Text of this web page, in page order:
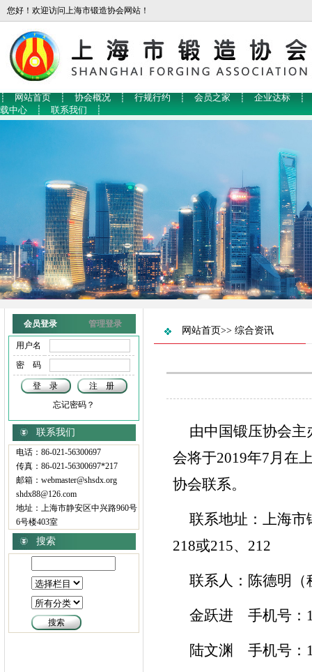
您好！欢迎访问上海市锻造协会网站！
┊ 网站首页 ┊ 协会概况 ┊ 行规行约 ┊ 会员之家 ┊ 企业达标
┊
载中心
┊ 联系我们 ┊
会员登录 管理登录
用户名
密 码
忘记密码？
联系我们
电话：86-021-56300697
传真：86-021-56300697*217
邮箱：webmaster@shsdx.org
shdx88@126.com
地址：上海市静安区中兴路960号
6号楼403室
搜索
网站首页>> 综合资讯
由中国锻压协会
会将于2019年7月在
协会联系。
联系地址：上海
218或215、212
联系人：陈德明
金跃进 手机号：
陆文渊 手机号：